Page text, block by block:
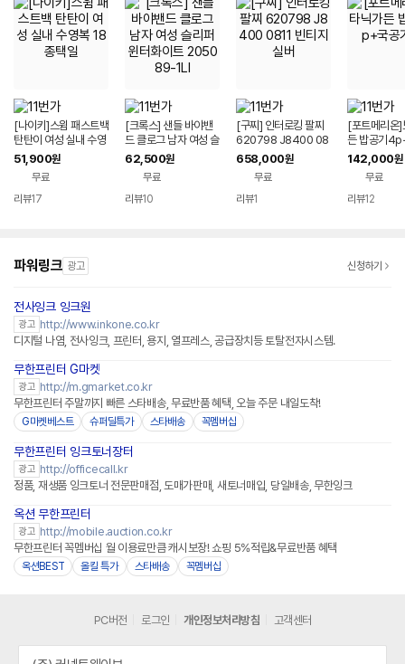
[나이키]스윔 패스트백
탄탄이 여성 실내 수영
복 18종택일
51,900원
무료
리뷰17
[크록스] 샌들 바야밴
드 클로그 남자 여성 슬
리퍼 윈터화이트 205
089-1LI
62,500원
무료
리뷰10
[구찌] 인터로킹 팔찌
620798 J8400 08
11 빈티지 실버
658,000원
무료
리뷰1
[포트메리온]
든 밥공기
4p
142,000원
무료
리뷰12
파워링크 광고 신청하기
전사잉크 잉크원
광고 http://www.inkone.co.kr
디지털 나염, 전사잉크, 프린터, 용지, 열프레스, 공급장치등 토탈전자시스템.
무한프린터 G마켓
광고 http://m.gmarket.co.kr
무한프린터 주말까지 빠른 스타배송, 무료반품 혜택, 오늘 주문 내일도착!
G마켓베스트 슈퍼딜특가 스타배송 꼭멤버십
무한프린터 잉크토너장터
광고 http://officecall.kr
정품, 재생품 잉크토너 전문판매점, 도매가판매, 새토너매입, 당일배송, 무한잉크
옥션 무한프린터
광고 http://mobile.auction.co.kr
무한프린터 꼭멤버십 월 이용료만큼 캐시보장! 쇼핑 5%적립&무료반품 혜택
옥션BEST 올킬 특가 스타배송 꼭멤버십
PC버전 로그인 개인정보처리방침 고객센터